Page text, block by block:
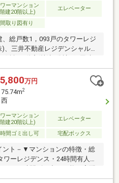
ます ━━━━━・・・物件の詳
お問い合わせください。
ーマンション
建20階以上)
エレベーター
間取り図有り
総戸数1，093戸のタワーレジ
、三井不動産レジデンシャル
阪急不動産(株)旧分譲■戸田建
同体施工、(株)久米設計設計■
(インナーコリドー)設計■野村不
会社管理■コンシェルジュサー
ティシステム■各階防災倉庫■
ン■多彩な共用施設
万円
75.74m2
ーマンション
建20階以上)
エレベーター
間ゴミ出し可 宅配ボックス
ント－▼マンションの特徴・総
ワーレジデンス・24時間有人管
り、24時間ゴミ出し可能・宅配
ジュサービスあり・ゲストル